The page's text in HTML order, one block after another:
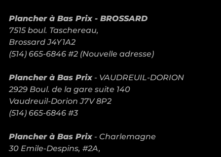
Plancher à Bas Prix - BROSSARD
7515 boul. Taschereau,
Brossard J4Y1A2
(514) 665-6846 #2 (Nouvelle adresse)
Plancher à Bas Prix- VAUDREUIL-DORION
2929 Boul. de la gare suite 140
Vaudreuil-Dorion J7V 8P2
(514) 665-6846 #3
Plancher à Bas Prix- Charlemagne
30 Emile-Despins, #2A,